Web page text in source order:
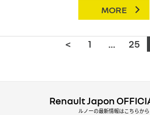
MORE
< 1 25
Renault Japon
ルノーの最新情報はこちらから